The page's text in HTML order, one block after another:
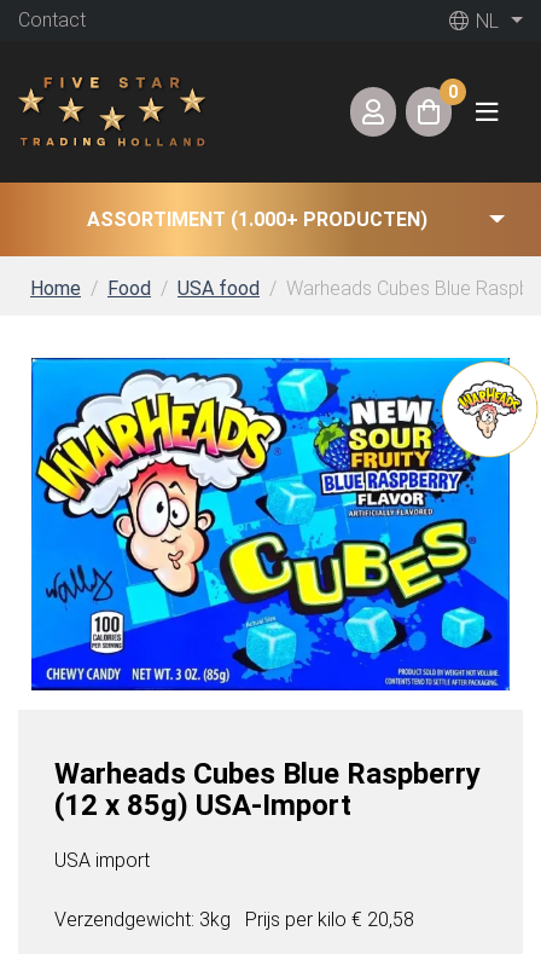
Contact NL
0
ASSORTIMENT (1.000+ PRODUCTEN)
Home Food USA food Warheads Cubes Blue
Warheads Cubes Blue Raspberry
(12 x 85g) USA-Import
USA import
Verzendgewicht: 3kg Prijs per kilo € 20,58